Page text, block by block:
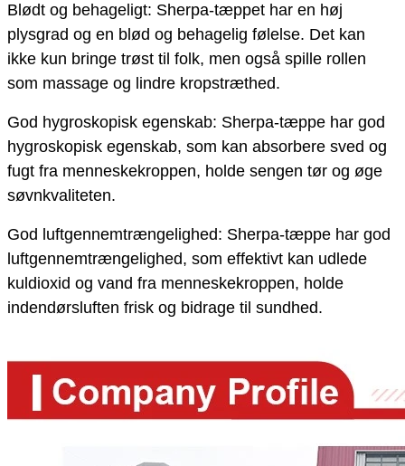
Blødt og behageligt: ​​Sherpa-tæppet har en høj
plysgrad og en blød og behagelig følelse. Det kan
ikke kun bringe trøst til folk, men også spille rollen
som massage og lindre kropstræthed.
God hygroskopisk egenskab: Sherpa-tæppe har god
hygroskopisk egenskab, som kan absorbere sved og
fugt fra menneskekroppen, holde sengen tør og øge
søvnkvaliteten.
God luftgennemtrængelighed: Sherpa-tæppe har god
luftgennemtrængelighed, som effektivt kan udlede
kuldioxid og vand fra menneskekroppen, holde
indendørsluften frisk og bidrage til sundhed.